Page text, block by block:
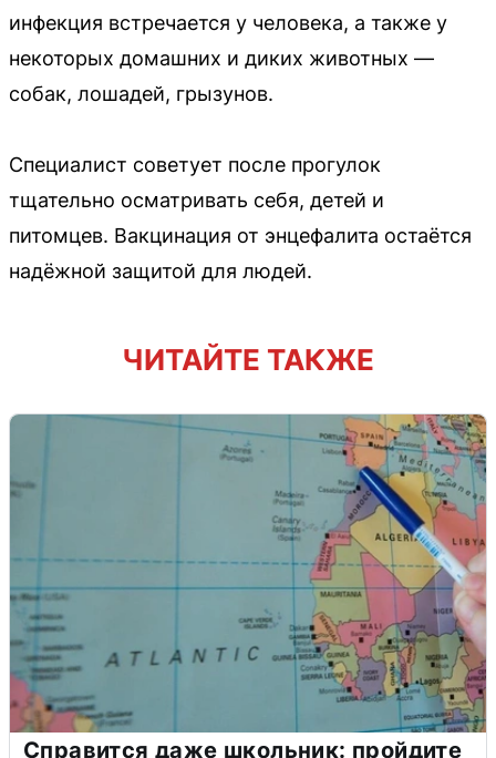
инфекция встречается у человека, а также у
некоторых домашних и диких животных —
собак, лошадей, грызунов.
Специалист советует после прогулок
тщательно осматривать себя, детей и
питомцев. Вакцинация от энцефалита остаётся
надёжной защитой для людей.
ЧИТАЙТЕ ТАКЖЕ
Справится даже школьник: пройдите